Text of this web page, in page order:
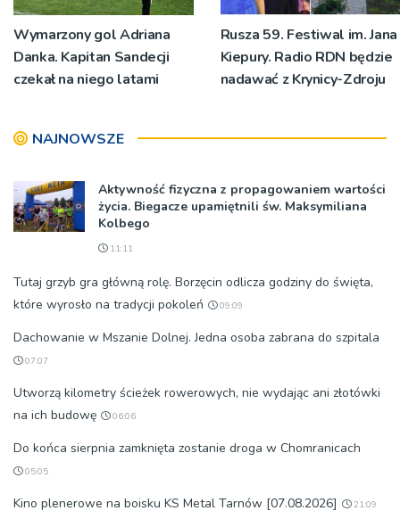
Wymarzony gol Adriana
Danka. Kapitan Sandecji
czekał na niego latami
Rusza 59. Festiwal im. Jana
Kiepury. Radio RDN będzie
nadawać z Krynicy-Zdroju
NAJNOWSZE
Aktywność fizyczna z propagowaniem wartości
życia. Biegacze upamiętnili św. Maksymiliana
Kolbego
11:11
Tutaj grzyb gra główną rolę. Borzęcin odlicza godziny do święta,
które wyrosło na tradycji pokoleń
09:09
Dachowanie w Mszanie Dolnej. Jedna osoba zabrana do szpitala
07:07
Utworzą kilometry ścieżek rowerowych, nie wydając ani złotówki
na ich budowę
06:06
Do końca sierpnia zamknięta zostanie droga w Chomranicach
05:05
Kino plenerowe na boisku KS Metal Tarnów [07.08.2026] 21:09